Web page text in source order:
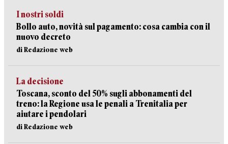
I nostri soldi
Bollo auto, novità sul pagamento: cosa cambia con il
nuovo decreto
di Redazione web
La decisione
Toscana, sconto del 50% sugli abbonamenti del
treno: la Regione usa le penali a Trenitalia per
aiutare i pendolari
di Redazione web